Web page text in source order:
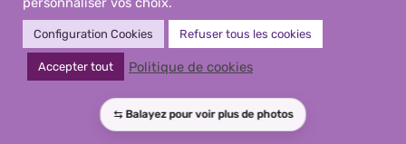
Mini Bougie personnalisée
romantique – Cadeaux invités
mariage
Configuration Cookies Refuser tous les cookies
Accepter tout Politique de cookies